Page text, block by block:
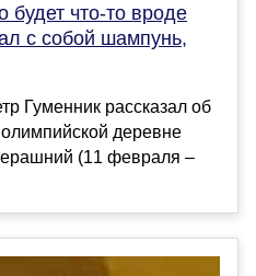
что-то вроде
с собой шампунь,
Гуменник рассказал об
деревне
(11 февраля –